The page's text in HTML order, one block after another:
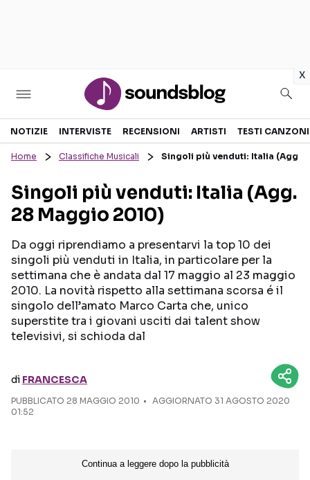
x
Sezioni
RECENSIONI MUSICALI
INTERVISTE
GOSSIP E CURIOSITÀ
TESTI CANZONI
TALENT SHOW
Seguici sui social
NOTIZIE INTERVISTE RECENSIONI ARTISTI TESTI CANZONI
Home Classifiche Musicali Singoli più venduti: Italia (Agg.
Singoli più venduti: Italia (Agg.
28 Maggio 2010)
Da oggi riprendiamo a presentarvi la top 10 dei
singoli più venduti in Italia, in particolare per la
settimana che è andata dal 17 maggio al 23 maggio
2010. La novità rispetto alla settimana scorsa é il
singolo dell’amato Marco Carta che, unico
superstite tra i giovani usciti dai talent show
televisivi, si schioda dal
di FRANCESCA
PUBBLICATO 28 MAGGIO 2010
AGGIORNATO 31 AGOSTO 2020
01:52